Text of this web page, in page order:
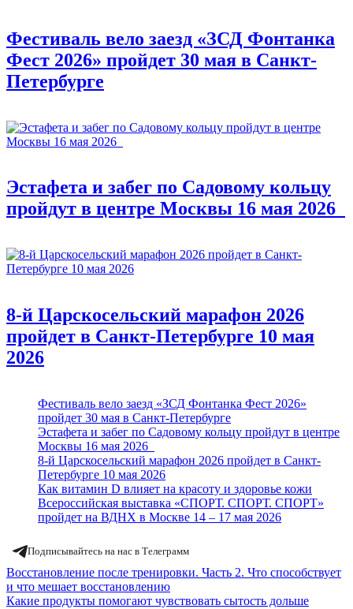
Фестиваль вело заезд «ЗСД Фонтанка
Фест 2026» пройдет 30 мая в Санкт-
Петербурге
Эстафета и забег по Садовому кольцу
пройдут в центре Москвы 16 мая 2026
8-й Царскосельский марафон 2026
пройдет в Санкт-Петербурге 10 мая
2026
Фестиваль вело заезд «ЗСД Фонтанка Фест 2026»
пройдет 30 мая в Санкт-Петербурге
Эстафета и забег по Садовому кольцу пройдут в центре
Москвы 16 мая 2026
8-й Царскосельский марафон 2026 пройдет в Санкт-
Петербурге 10 мая 2026
Как витамин D влияет на красоту и здоровье кожи
Всероссийская выставка «СПОРТ. СПОРТ. СПОРТ»
пройдет на ВДНХ в Москве 14 – 17 мая 2026
Подписывайтесь на нас в Телеграмм
Навигация
по
Восстановление после тренировки. Часть 2. Что способствует
и что мешает восстановлению
Какие продукты помогают чувствовать сытость дольше